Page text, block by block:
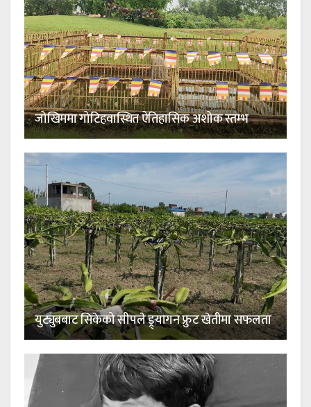
जोखिममा गोटिहवास्थित ऐतिहासिक अशोक स्तम्भ
युट्युबबाट सिकेको सीपले ड्र्यागन फ्रुट खेतीमा सफलता